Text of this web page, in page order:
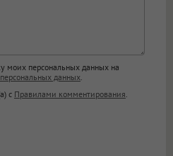
<em>, <s>, <big>,
<pre>, <ul>, <ol>, <li>,
HTML,
становятся
img] будет
моих персональных данных на
данных.
с Правилами комментирования.